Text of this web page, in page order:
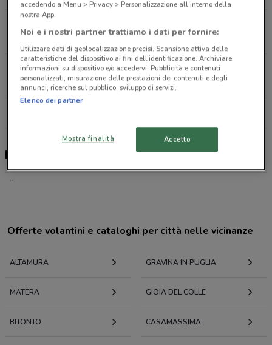
11.2 km
Via Carso 19 Gravina In Puglia
11.3 km
Poste Italiane, offerte e negozi
-
Offerte volantini e cataloghi per città nelle vicinanze
ALTAMURA GRAVINA IN PUGLIA
MATERA GIOIA DEL COLLE
BITONTO CASAMASSIMA
accedendo a Menu > Privacy > Personalizzazione all'interno della
nostra App.
Noi e i nostri partner trattiamo i dati per fornire:
Utilizzare dati di geolocalizzazione precisi. Scansione attiva delle
caratteristiche del dispositivo ai fini dell’identificazione. Archiviare
informazioni su dispositivo e/o accedervi. Pubblicità e contenuti
personalizzati, misurazione delle prestazioni dei contenuti e degli
annunci, ricerche sul pubblico, sviluppo di servizi.
Elenco dei partner
Mostra finalità Accetto